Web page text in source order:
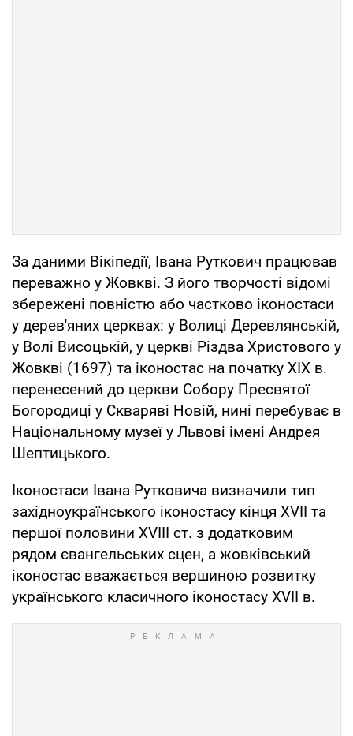
За даними Вікіпедії, Івана Руткович працював
переважно у Жовкві. З його творчості відомі
збережені повністю або частково іконостаси
у дерев'яних церквах: у Волиці Деревлянській,
у Волі Висоцькій, у церкві Різдва Христового у
Жовкві (1697) та іконостас на початку ХІХ в.
перенесений до церкви Собору Пресвятої
Богородиці у Скваряві Новій, нині перебуває в
Національному музеї у Львові імені Андрея
Шептицького.
Іконостаси Івана Рутковича визначили тип
західноукраїнського іконостасу кінця XVII та
першої половини XVIII ст. з додатковим
рядом євангельських сцен, а жовківський
іконостас вважається вершиною розвитку
українського класичного іконостасу XVII в.